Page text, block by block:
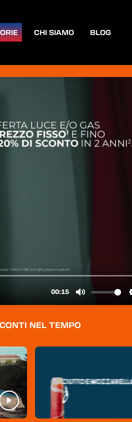
CHI SIAMO BLOG
NEL TEMPO